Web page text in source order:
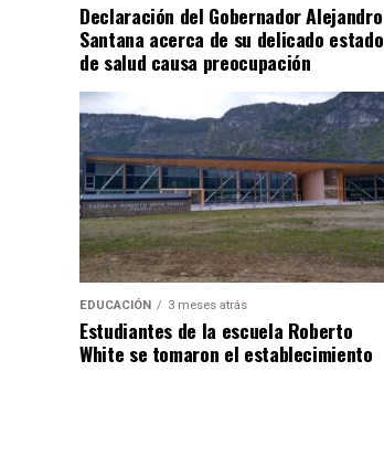
Declaración del Gobernador Alejandro
Santana acerca de su delicado estado
de salud causa preocupación
EDUCACIÓN 3 meses atrás
Estudiantes de la escuela Roberto
White se tomaron el establecimiento